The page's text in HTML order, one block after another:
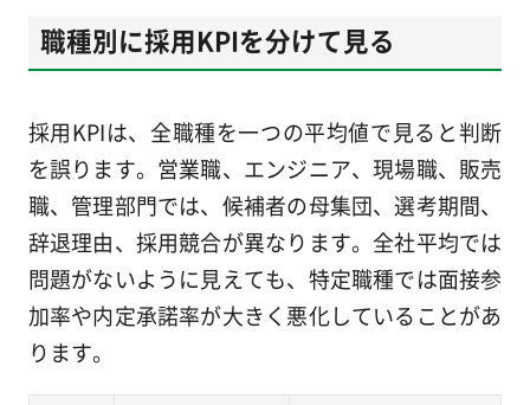
職種別に採用KPIを分けて見る
採用KPIは、全職種を一つの平均値で見ると判断
を誤ります。営業職、エンジニア、現場職、販売
職、管理部門では、候補者の母集団、選考期間、
辞退理由、採用競合が異なります。全社平均では
問題がないように見えても、特定職種では面接参
加率や内定承諾率が大きく悪化していることがあ
ります。